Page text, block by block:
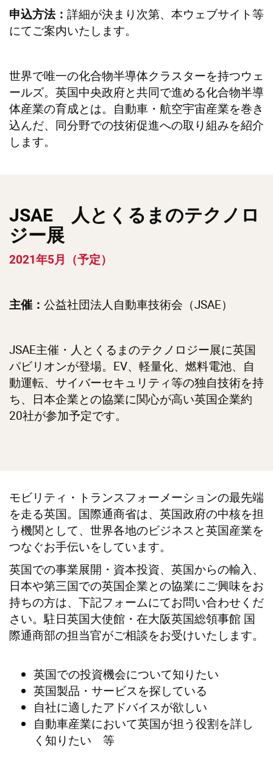
申込方法： 詳細が決まり次第、本ウェブサイト等
にてご案内いたします。
世界で唯一の化合物半導体クラスターを持つウェ
ールズ。英国中央政府と共同で進める化合物半導
体産業の育成とは。自動車・航空宇宙産業を巻き
込んだ、同分野での技術促進への取り組みを紹介
します。
JSAE 人とくるまのテクノロ
ジー展
2021年5月（予定）
主催： 公益社団法人自動車技術会（JSAE）
JSAE主催・人とくるまのテクノロジー展に英国
パビリオンが登場。EV、軽量化、燃料電池、自
動運転、サイバーセキュリティ等の独自技術を持
ち、日本企業との協業に関心が高い英国企業約
20社が参加予定です。
モビリティ・トランスフォーメーションの最先端
を走る英国。国際通商省は、英国政府の中核を担
う機関として、世界各地のビジネスと英国産業を
つなぐお手伝いをしています。
英国での事業展開・資本投資、英国からの輸入、
日本や第三国での英国企業との協業にご興味をお
持ちの方は、下記フォームにてお問い合わせくだ
さい。駐日英国大使館・在大阪英国総領事館 国
際通商部の担当官がご相談をお受けいたします。
英国での投資機会について知りたい
英国製品・サービスを探している
自社に適したアドバイスが欲しい
自動車産業において英国が担う役割を詳し
く知りたい 等